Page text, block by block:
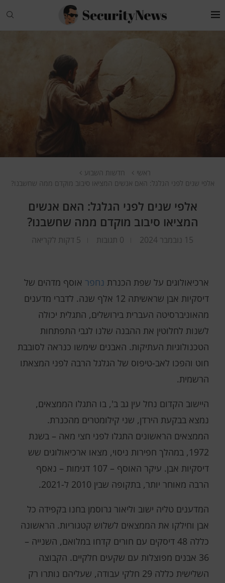
ראשי
חדשות השבוע
אלפי שנים לפני הגלגל: האם אנשים המציאו סיבוב מוקדם ממה שחשבנו?
אלפי שנים לפני הגלגל: האם אנשים
המציאו סיבוב מוקדם ממה שחשבנו?
15 נובמבר 2024 0 תגובות 5 דקות לקריאה
ארכיאולוגים על שפת הכנרת נחפר אוסף מדהים של
דיסקיות אבן שראשיתה 12 אלף שנה. לדברי מדענים
מהאוניברסיטה העברית בירושלים, התגלית יכולה
לשנות לחלוטין את ההבנה שלנו לגבי התפתחות
הטכנולוגיות העתיקות. האבנים שימשו כנראה לסובבת
חוט והפכו לאב-טיפוס של הגלגל הרבה לפני המצאתו
הרשמית.
היישוב הקדום נחל עין גב ב', בו התגלו הממצאים,
נמצא בבקעת הירדן, שני קילומטרים מהכנרת.
הממצאים הראשונים התגלו לפני חצי מאה – בשנת
1972, במהלך חפירות ניסוי, מצאו ארכיאולוגים שש
דיסקיות אבן. עיקר האוסף – 107 דגימות – נאסף
הרבה מאוחר יותר, בתקופה שבין 2010 ל-2021.
המדענים טליה ישוב וליאור גרוסמן בחנו בקפידה כל
אבן וחילקו את הממצאים לשלוש קטגוריות. הראשונה
כללה 48 דיסקים עם חורים קדחו במלואם, השנייה –
36 אבנים מפוצלות עם שקעים חלקיים. הקבוצה
השלישית כללה 29 חלקי עבודה, שעליהם נותרו רק